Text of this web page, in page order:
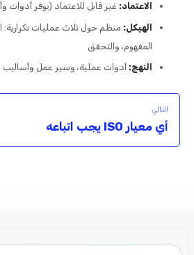
الاعتماد: غير قابل للاعتماد (يوفر أدوات
الهيكل: منظم حول ثلاث عمليات تكرارية:
المفهوم، والتحقق
النهج: أدوات عملية، وسير عمل وأساليب
التالي
أي معيار ISO يجب اتباعه